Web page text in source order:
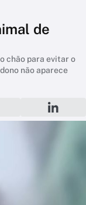
de
chão para evitar o
não aparece